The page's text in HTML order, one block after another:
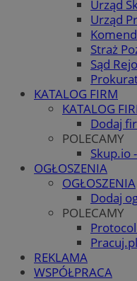
Urząd
Urząd
Straż
Sąd
KATALOG FIRM
KATALOG
Dodaj
POLECAMY
Skup.io
OGŁOSZENIA
OGŁOSZENIA
Dodaj
POLECAMY
REKLAMA
WSPÓŁPRACA